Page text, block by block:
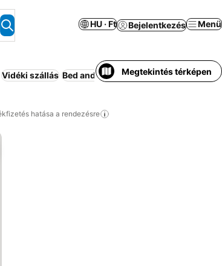
HU · Ft Bejelentkezés Menü
Vidéki szállás Bed and breakfast Vendégház
Megtekintés térképen
hatása a rendezésre
a kedvencekhez